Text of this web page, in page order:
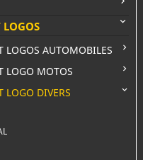
LOGOS 
LOGOS AUTOMOBILES 
LOGO MOTOS 
LOGO DIVERS 